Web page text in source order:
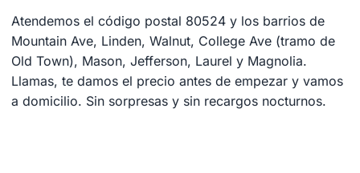
Atendemos el código postal 80524 y los barrios de
Mountain Ave, Linden, Walnut, College Ave (tramo de
Old Town), Mason, Jefferson, Laurel y Magnolia.
Llamas, te damos el precio antes de empezar y vamos
a domicilio. Sin sorpresas y sin recargos nocturnos.